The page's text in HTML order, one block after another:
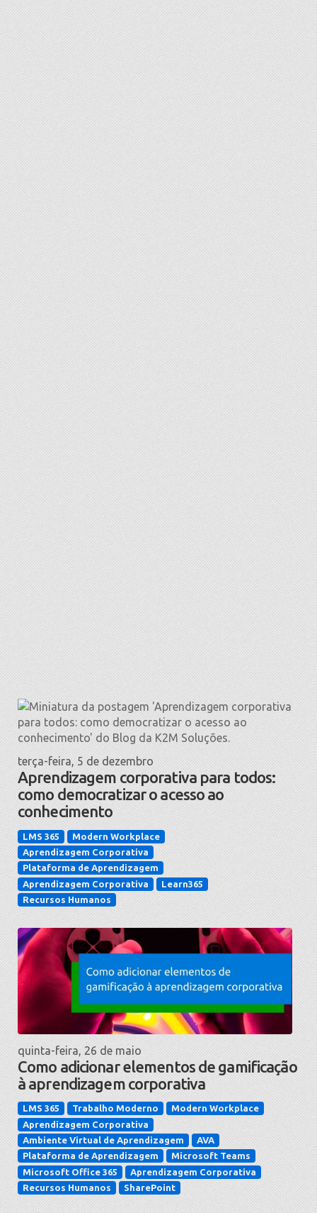
terça-feira, 5 de dezembro
Aprendizagem corporativa para todos:
como democratizar o acesso ao
conhecimento
LMS 365
Modern Workplace
Aprendizagem Corporativa
Plataforma de Aprendizagem
Aprendizagem Corporativa
Learn365
Recursos Humanos
quinta-feira, 26 de maio
Como adicionar elementos de gamificação
à aprendizagem corporativa
LMS 365 Trabalho Moderno
Modern Workplace
Aprendizagem Corporativa
Ambiente Virtual de Aprendizagem
AVA
Plataforma de Aprendizagem
Microsoft Teams
Microsoft Office 365
Aprendizagem Corporativa
Recursos Humanos
SharePoint